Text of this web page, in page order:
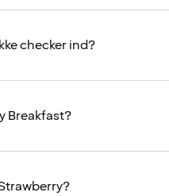
checker ind?
Breakfast?